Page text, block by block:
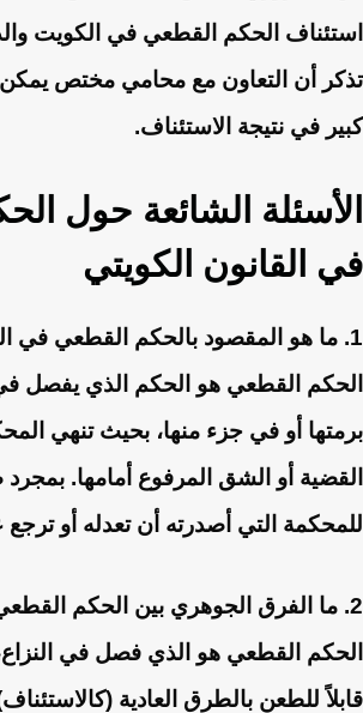
استئناف الحكم القطعي في الكويت
تذكر أن التعاون مع محامي مختص يمكن
كبير في نتيجة الاستئناف.
الأسئلة الشائعة حول
في القانون الكويتي
1. ما هو المقصود بالحكم القطعي في القانون الكويتي؟
الحكم القطعي هو الحكم الذي يفصل
برمتها أو في جزء منها، بحيث تنهي
القضية أو الشق المرفوع أمامها. بمجرد
للمحكمة التي أصدرته أن تعدله أو ترجع
2. ما الفرق الجوهري بين الحكم القطعي والحكم البات؟
الحكم القطعي هو الذي فصل في
قابلاً للطعن بالطرق العادية